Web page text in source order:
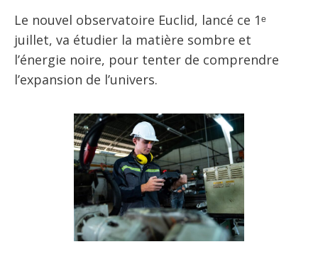
Le nouvel observatoire Euclid, lancé ce 1ᵉ
juillet, va étudier la matière sombre et
l’énergie noire, pour tenter de comprendre
l’expansion de l’univers.